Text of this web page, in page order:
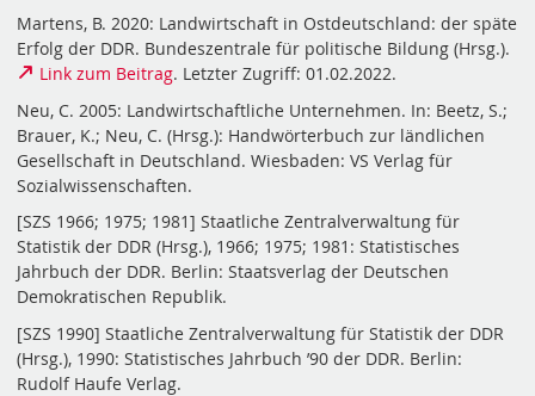
Martens, B. 2020: Landwirtschaft in Ostdeutschland: der späte
Erfolg der DDR. Bundeszentrale für politische Bildung (Hrsg.).
Link zum Beitrag. Letzter Zugriff: 01.02.2022.
Neu, C. 2005: Landwirtschaftliche Unternehmen. In: Beetz, S.;
Brauer, K.; Neu, C. (Hrsg.): Handwörterbuch zur ländlichen
Gesellschaft in Deutschland. Wiesbaden: VS Verlag für
Sozialwissenschaften.
[SZS 1966; 1975; 1981] Staatliche Zentralverwaltung für
Statistik der DDR (Hrsg.), 1966; 1975; 1981: Statistisches
Jahrbuch der DDR. Berlin: Staatsverlag der Deutschen
Demokratischen Republik.
[SZS 1990] Staatliche Zentralverwaltung für Statistik der DDR
(Hrsg.), 1990: Statistisches Jahrbuch ’90 der DDR. Berlin:
Rudolf Haufe Verlag.